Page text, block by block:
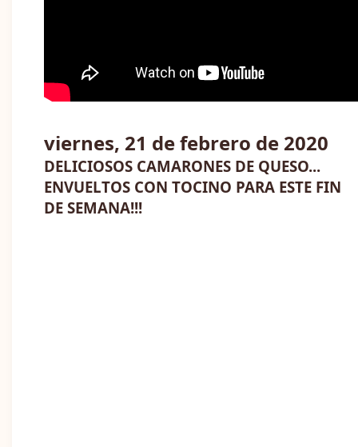
viernes, 21 de febrero de 2020
DELICIOSOS CAMARONES DE QUESO...
ENVUELTOS CON TOCINO PARA ESTE FIN
DE SEMANA!!!